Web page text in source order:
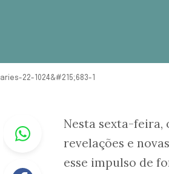
1aries-22-1024&#215;683-1
Whastapp
Facebook
Nesta sexta-feira,
revelações e
esse impulso de